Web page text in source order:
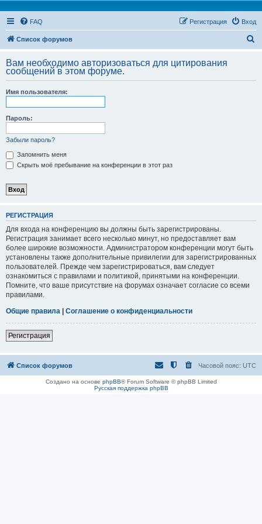
FAQ Вход
Регистрация
Список форумов
с
Вам необходимо авторизоваться для цитирования
сообщений в этом форуме.
Имя пользователя:
Пароль:
Забыли пароль?
Запомнить меня
Скрыть моё пребывание на конференции в этот раз
РЕГИСТРАЦИЯ
Для входа на конференцию вы должны быть зарегистрированы.
Регистрация занимает всего несколько минут, но предоставляет вам
более широкие возможности. Администратором конференции могут быть
установлены также дополнительные привилегии для зарегистрированных
пользователей. Прежде чем зарегистрироваться, вам следует
ознакомиться с правилами и политикой, принятыми на конференции.
Помните, что ваше присутствие на форумах означает согласие со всеми
правилами.
Общие правила | Соглашение о конфиденциальности
Регистрация
Список форумов Часовой пояс: UTC
Создано на основе phpBB® Forum Software © phpBB Limited
Русская поддержка phpBB